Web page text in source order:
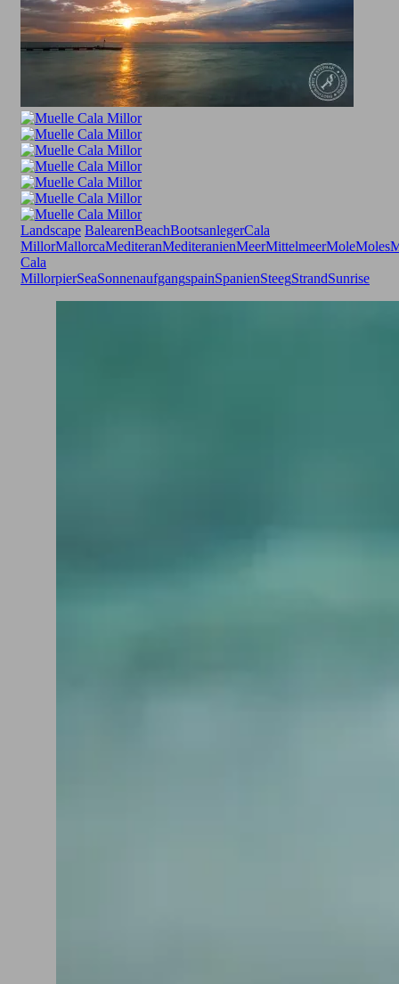
Landscape BalearenBeachBootsanlegerCala
MillorMallorcaMediteranMediteranienMeerMittelmeerMoleMoles
Cala
MillorpierSeaSonnenaufgangspainSpanienSteegStrandSunrise